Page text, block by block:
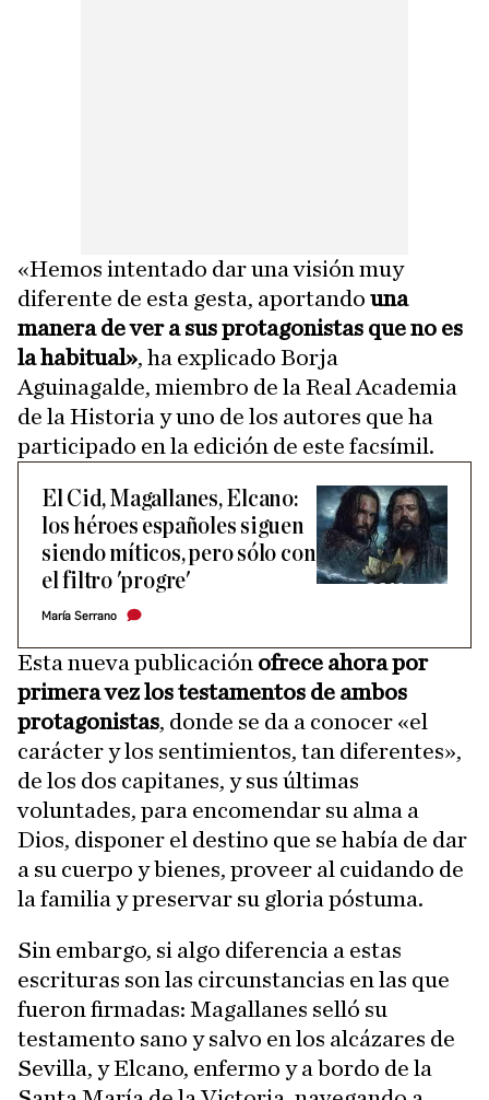
«Hemos intentado dar una visión muy
diferente de esta gesta, aportando una
manera de ver a sus protagonistas que no es
la habitual», ha explicado Borja
Aguinagalde, miembro de la Real Academia
de la Historia y uno de los autores que ha
participado en la edición de este facsímil.
El Cid, Magallanes, Elcano:
los héroes españoles siguen
siendo míticos, pero sólo con
el filtro 'progre'
María Serrano
Esta nueva publicación ofrece ahora por
primera vez los testamentos de ambos
protagonistas, donde se da a conocer «el
carácter y los sentimientos, tan diferentes»,
de los dos capitanes, y sus últimas
voluntades, para encomendar su alma a
Dios, disponer el destino que se había de dar
a su cuerpo y bienes, proveer al cuidando de
la familia y preservar su gloria póstuma.
Sin embargo, si algo diferencia a estas
escrituras son las circunstancias en las que
fueron firmadas: Magallanes selló su
testamento sano y salvo en los alcázares de
Sevilla, y Elcano, enfermo y a bordo de la